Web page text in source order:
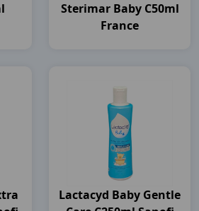
Sterimar Baby C50ml
France
Lactacyd Baby Gentle